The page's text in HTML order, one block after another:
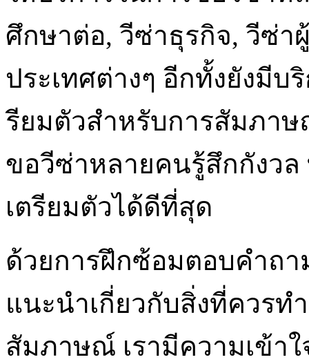
ศึกษาต่อ, วีซ่าธุรกิจ, วีซ่า
ประเทศต่างๆ อีกทั้งยังมีบ
รียมตัวสำหรับการสัมภา
ขอวีซ่าหลายคนรู้สึกกังว
เตรียมตัวได้ดีที่สุด
ด้วยการฝึกซ้อมตอบคำถ
แนะนำเกี่ยวกับสิ่งที่ควรท
สัมภาษณ์ เรามีความเข้า